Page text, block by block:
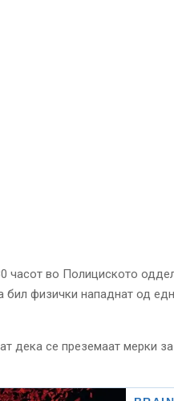
часот во Полициското
бил физички нападнат од
дека се преземаат мерки